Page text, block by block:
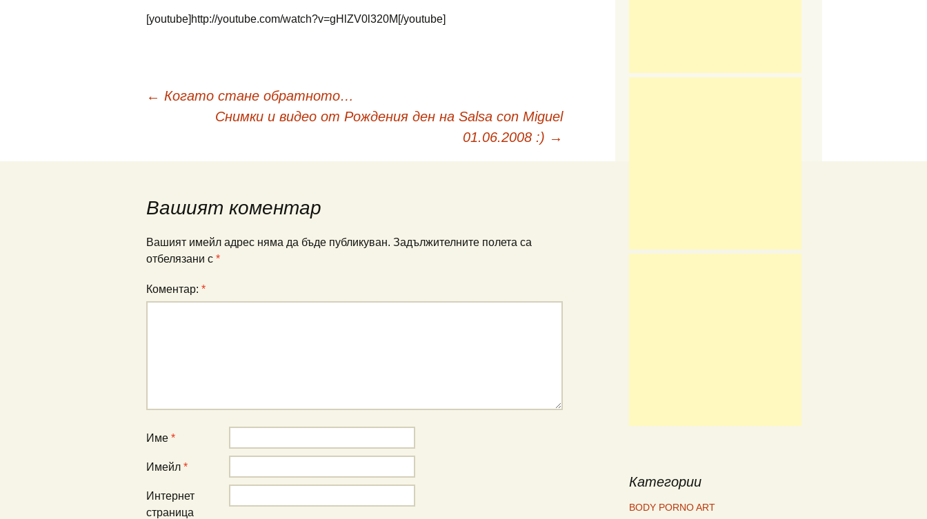
[youtube]http://youtube.com/watch?v=gHlZV0l320M[/youtube]
Навигация
в
публикациите
← Когато стане обратното…
Снимки и видео от Рождения ден на Salsa con Miguel
01.06.2008 :) →
Вашият коментар
Вашият имейл адрес няма да бъде публикуван. Задължителните полета са
отбелязани с *
Коментар: *
Име *
Имейл *
Интернет
страница
Категории
BODY PORNO ART